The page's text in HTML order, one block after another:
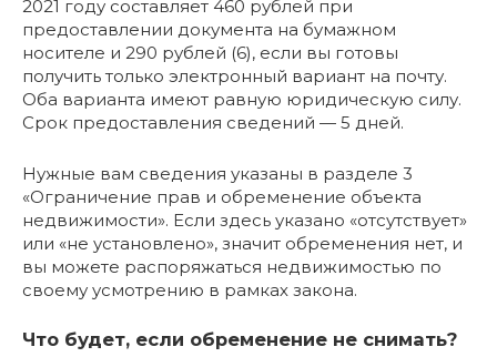
2021 году составляет 460 рублей при
предоставлении документа на бумажном
носителе и 290 рублей (6), если вы готовы
получить только электронный вариант на почту.
Оба варианта имеют равную юридическую силу.
Срок предоставления сведений — 5 дней.
Нужные вам сведения указаны в разделе 3
«Ограничение прав и обременение объекта
недвижимости». Если здесь указано «отсутствует»
или «не установлено», значит обременения нет, и
вы можете распоряжаться недвижимостью по
своему усмотрению в рамках закона.
Что будет, если обременение не снимать?